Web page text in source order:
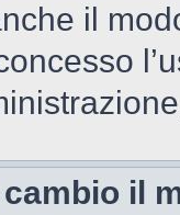
il
cambio il